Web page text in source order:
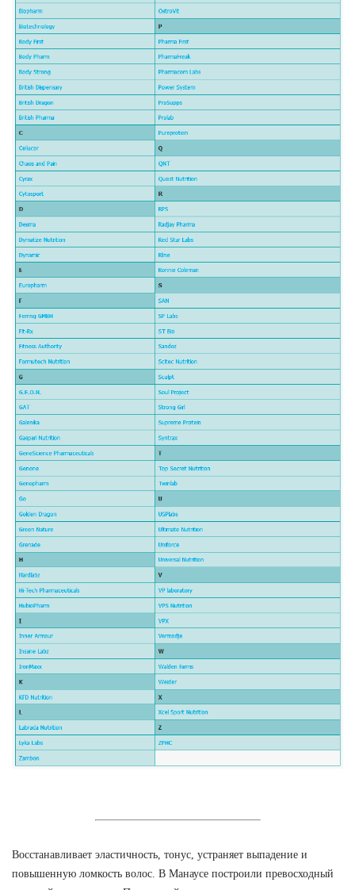
Восстанавливает эластичность, тонус, устраняет выпадение и
повышенную ломкость волос. В Манаусе построили превосходный